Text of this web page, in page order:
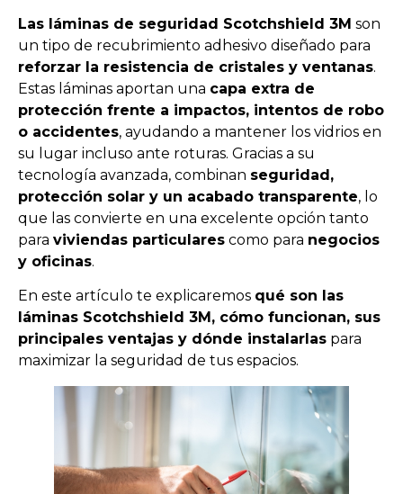
Las láminas de seguridad Scotchshield 3M son
un tipo de recubrimiento adhesivo diseñado para
reforzar la resistencia de cristales y ventanas.
Estas láminas aportan una capa extra de
protección frente a impactos, intentos de robo
o accidentes, ayudando a mantener los vidrios en
su lugar incluso ante roturas. Gracias a su
tecnología avanzada, combinan seguridad,
protección solar y un acabado transparente, lo
que las convierte en una excelente opción tanto
para viviendas particulares como para negocios
y oficinas.
En este artículo te explicaremos qué son las
láminas Scotchshield 3M, cómo funcionan, sus
principales ventajas y dónde instalarlas para
maximizar la seguridad de tus espacios.